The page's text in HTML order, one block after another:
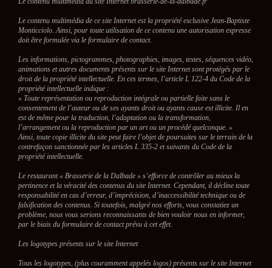
Le contenu multimédia de ce site Internet est la propriété exclusive Jean-Baptiste
Monticciolo. Ainsi, pour toute utilisation de ce contenu une autorisation expresse
doit être formulée via le formulaire de contact.
Les informations, pictogrammes, photographies, images, textes, séquences vidéo,
animations et autres documents présents sur le site Internet sont protégés par le
droit de la propriété intellectuelle. En ces termes, l’article L 122-4 du Code de la
propriété intellectuelle indique :
« Toute représentation ou reproduction intégrale ou partielle faite sans le
consentement de l’auteur ou de ses ayants droit ou ayants cause est illicite. Il en
est de même pour la traduction, l’adaptation ou la transformation,
l’arrangement ou la reproduction par un art ou un procédé quelconque. »
Ainsi, toute copie illicite du site peut faire l’objet de poursuites sur le terrain de la
contrefaçon sanctionnée par les articles L 335-2 et suivants du Code de la
propriété intellectuelle.
Le restaurant « Brasserie de la Dalbade » s’efforce de contrôler au mieux la
pertinence et la véracité des contenus du site Internet. Cependant, il décline toute
responsabilité en cas d’erreur, d’imprécision, d’inaccessibilité technique ou de
falsification des contenus. Si toutefois, malgré nos efforts, vous constatiez un
problème, nous vous serions reconnaissants de bien vouloir nous en informer,
par le biais du formulaire de contact prévu à cet effet.
Les logotypes présents sur le site Internet
Tous les logotypes, (plus couramment appelés logos) présents sur le site Internet